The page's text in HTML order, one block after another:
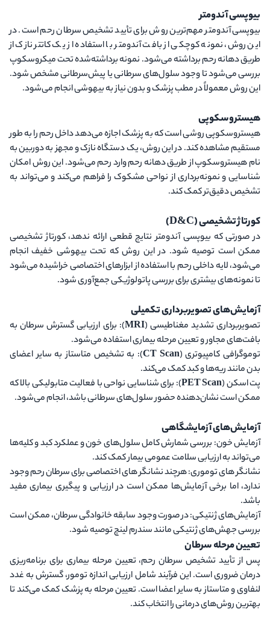
بیوپسی آندومتر
بیوپسی آندومتر مهم‌ترین روش برای تأیید تشخیص سرطان رحم است. در
این روش، نمونه کوچکی از بافت آندومتر با استفاده از یک کاتتر نازک از
طریق دهانه رحم برداشته می‌شود. نمونه برداشته‌شده تحت میکروسکوپ
بررسی می‌شود تا وجود سلول‌های سرطانی یا پیش‌سرطانی مشخص شود.
این روش معمولاً در مطب پزشک و بدون نیاز به بیهوشی انجام می‌شود.
هیستروسکوپی
هیستروسکوپی روشی است که به پزشک اجازه می‌دهد داخل رحم را به طور
مستقیم مشاهده کند. در این روش، یک دستگاه نازک و مجهز به دوربین به
نام هیستروسکوپ از طریق دهانه رحم وارد رحم می‌شود. این روش امکان
شناسایی و نمونه‌برداری از نواحی مشکوک را فراهم می‌کند و می‌تواند به
تشخیص دقیق‌تر کمک کند.
کورتاژ تشخیصی (D&C)
در صورتی که بیوپسی آندومتر نتایج قطعی ارائه ندهد، کورتاژ تشخیصی
ممکن است توصیه شود. در این روش که تحت بیهوشی خفیف انجام
می‌شود، لایه داخلی رحم با استفاده از ابزارهای اختصاصی خراشیده می‌شود
تا نمونه‌های بیشتری برای بررسی پاتولوژیکی جمع‌آوری شود.
آزمایش‌های تصویربرداری تکمیلی
تصویربرداری تشدید مغناطیسی (MRI)
: برای ارزیابی گسترش سرطان به
بافت‌های مجاور و تعیین مرحله بیماری استفاده می‌شود.
توموگرافی کامپیوتری (CT Scan)
: به تشخیص متاستاز به سایر اعضای
بدن مانند ریه‌ها و کبد کمک می‌کند.
پت اسکن (PET Scan)
: برای شناسایی نواحی با فعالیت متابولیکی بالا که
ممکن است نشان‌دهنده حضور سلول‌های سرطانی باشد، انجام می‌شود.
آزمایش‌های آزمایشگاهی
آزمایش خون: بررسی شمارش کامل سلول‌های خون و عملکرد کبد و کلیه‌ها
می‌تواند به ارزیابی سلامت عمومی بیمار کمک کند.
نشانگر های توموری: هرچند نشانگر های اختصاصی برای سرطان رحم وجود
ندارد، اما برخی آزمایش‌ها ممکن است در ارزیابی و پیگیری بیماری مفید
باشد.
آزمایش‌های ژنتیکی: در صورت وجود سابقه خانوادگی سرطان، ممکن است
بررسی جهش‌های ژنتیکی مانند سندرم لینچ توصیه شود.
تعیین مرحله سرطان
پس از تأیید تشخیص سرطان رحم، تعیین مرحله بیماری برای برنامه‌ریزی
درمان ضروری است. این فرآیند شامل ارزیابی اندازه تومور، گسترش به غدد
لنفاوی و متاستاز به سایر اعضا است. تعیین مرحله به پزشک کمک می‌کند تا
بهترین روش‌های درمانی را انتخاب کند.